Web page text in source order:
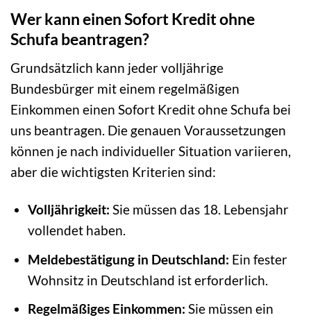
Wer kann einen Sofort Kredit ohne
Schufa beantragen?
Grundsätzlich kann jeder volljährige
Bundesbürger mit einem regelmäßigen
Einkommen einen Sofort Kredit ohne Schufa bei
uns beantragen. Die genauen Voraussetzungen
können je nach individueller Situation variieren,
aber die wichtigsten Kriterien sind:
Volljährigkeit: Sie müssen das 18. Lebensjahr
vollendet haben.
Meldebestätigung in Deutschland: Ein fester
Wohnsitz in Deutschland ist erforderlich.
Regelmäßiges Einkommen: Sie müssen ein